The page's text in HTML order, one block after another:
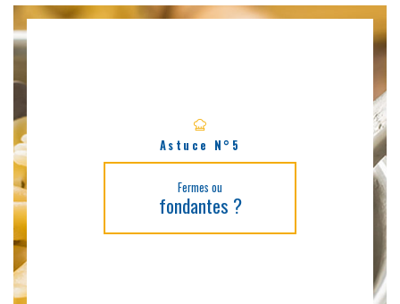
Astuce N°5
Fermes ou
fondantes ?